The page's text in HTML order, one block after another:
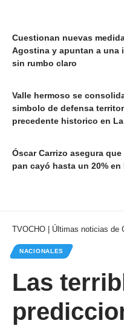
Cuestionan nuevas
Agostina y apuntan a una
sin rumbo claro
Valle hermoso se
simbolo de defensa
precedente historico en
Óscar Carrizo asegura
pan cayó hasta un 20% en
TVOCHO | Últimas noticias de
NACIONALES
Las